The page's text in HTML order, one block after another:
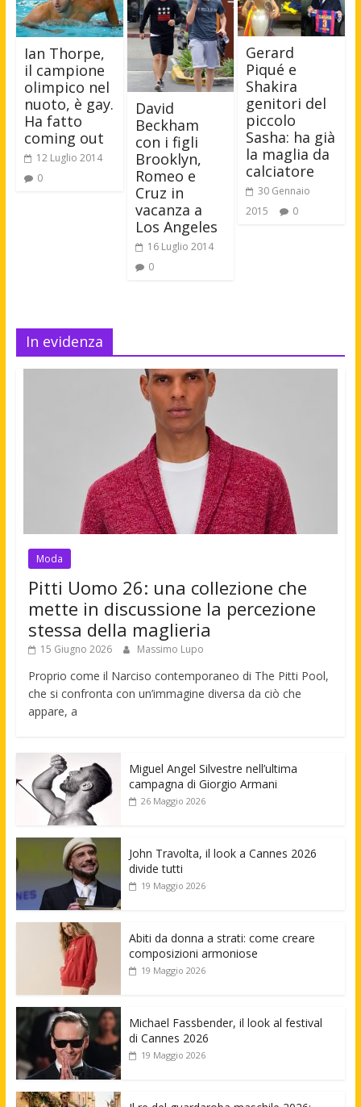
Ian Thorpe,
il campione
olimpico nel
nuoto, è gay.
Ha fatto
coming out
12 Luglio 2014
0
David
Beckham
con i figli
Brooklyn,
Romeo e
Cruz in
vacanza a
Los Angeles
16 Luglio 2014
0
Gerard
Piqué e
Shakira
genitori del
piccolo
Sasha: ha già
la maglia da
calciatore
30 Gennaio
2015
0
In evidenza
Moda
Pitti Uomo 26: una collezione che
mette in discussione la percezione
stessa della maglieria
15 Giugno 2026 Massimo Lupo
Proprio come il Narciso contemporaneo di The Pitti Pool,
che si confronta con un’immagine diversa da ciò che
appare, a
Miguel Angel Silvestre nell’ultima
campagna di Giorgio Armani
26 Maggio 2026
John Travolta, il look a Cannes 2026
divide tutti
19 Maggio 2026
Abiti da donna a strati: come creare
composizioni armoniose
19 Maggio 2026
Michael Fassbender, il look al festival
di Cannes 2026
19 Maggio 2026